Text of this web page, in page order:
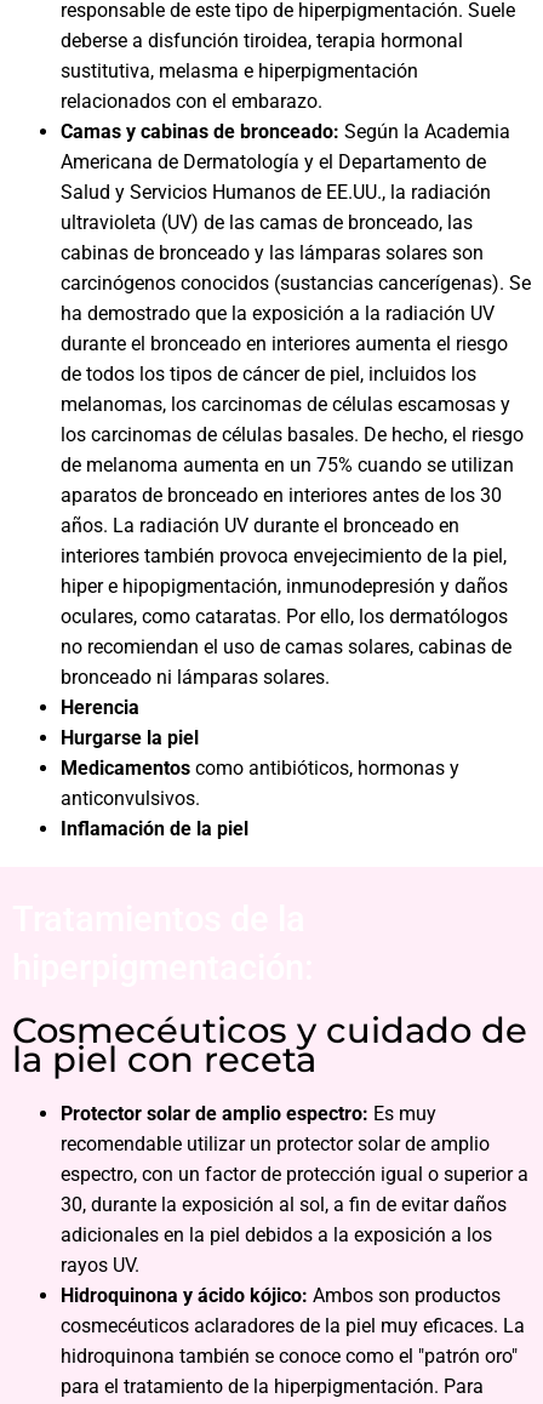
responsable de este tipo de hiperpigmentación. Suele
deberse a disfunción tiroidea, terapia hormonal
sustitutiva, melasma e hiperpigmentación
relacionados con el embarazo.
Camas y cabinas de bronceado: Según la Academia
Americana de Dermatología y el Departamento de
Salud y Servicios Humanos de EE.UU., la radiación
ultravioleta (UV) de las camas de bronceado, las
cabinas de bronceado y las lámparas solares son
carcinógenos conocidos (sustancias cancerígenas). Se
ha demostrado que la exposición a la radiación UV
durante el bronceado en interiores aumenta el riesgo
de todos los tipos de cáncer de piel, incluidos los
melanomas, los carcinomas de células escamosas y
los carcinomas de células basales. De hecho, el riesgo
de melanoma aumenta en un 75% cuando se utilizan
aparatos de bronceado en interiores antes de los 30
años. La radiación UV durante el bronceado en
interiores también provoca envejecimiento de la piel,
hiper e hipopigmentación, inmunodepresión y daños
oculares, como cataratas. Por ello, los dermatólogos
no recomiendan el uso de camas solares, cabinas de
bronceado ni lámparas solares.
Herencia
Hurgarse la piel
Medicamentos como antibióticos, hormonas y
anticonvulsivos.
Inflamación de la piel
Cosmecéuticos y cuidado de
la piel con receta
Protector solar de amplio espectro: Es muy
recomendable utilizar un protector solar de amplio
espectro, con un factor de protección igual o superior a
30, durante la exposición al sol, a fin de evitar daños
adicionales en la piel debidos a la exposición a los
rayos UV.
Hidroquinona y ácido kójico: Ambos son productos
cosmecéuticos aclaradores de la piel muy eficaces. La
hidroquinona también se conoce como el "patrón oro"
para el tratamiento de la hiperpigmentación. Para